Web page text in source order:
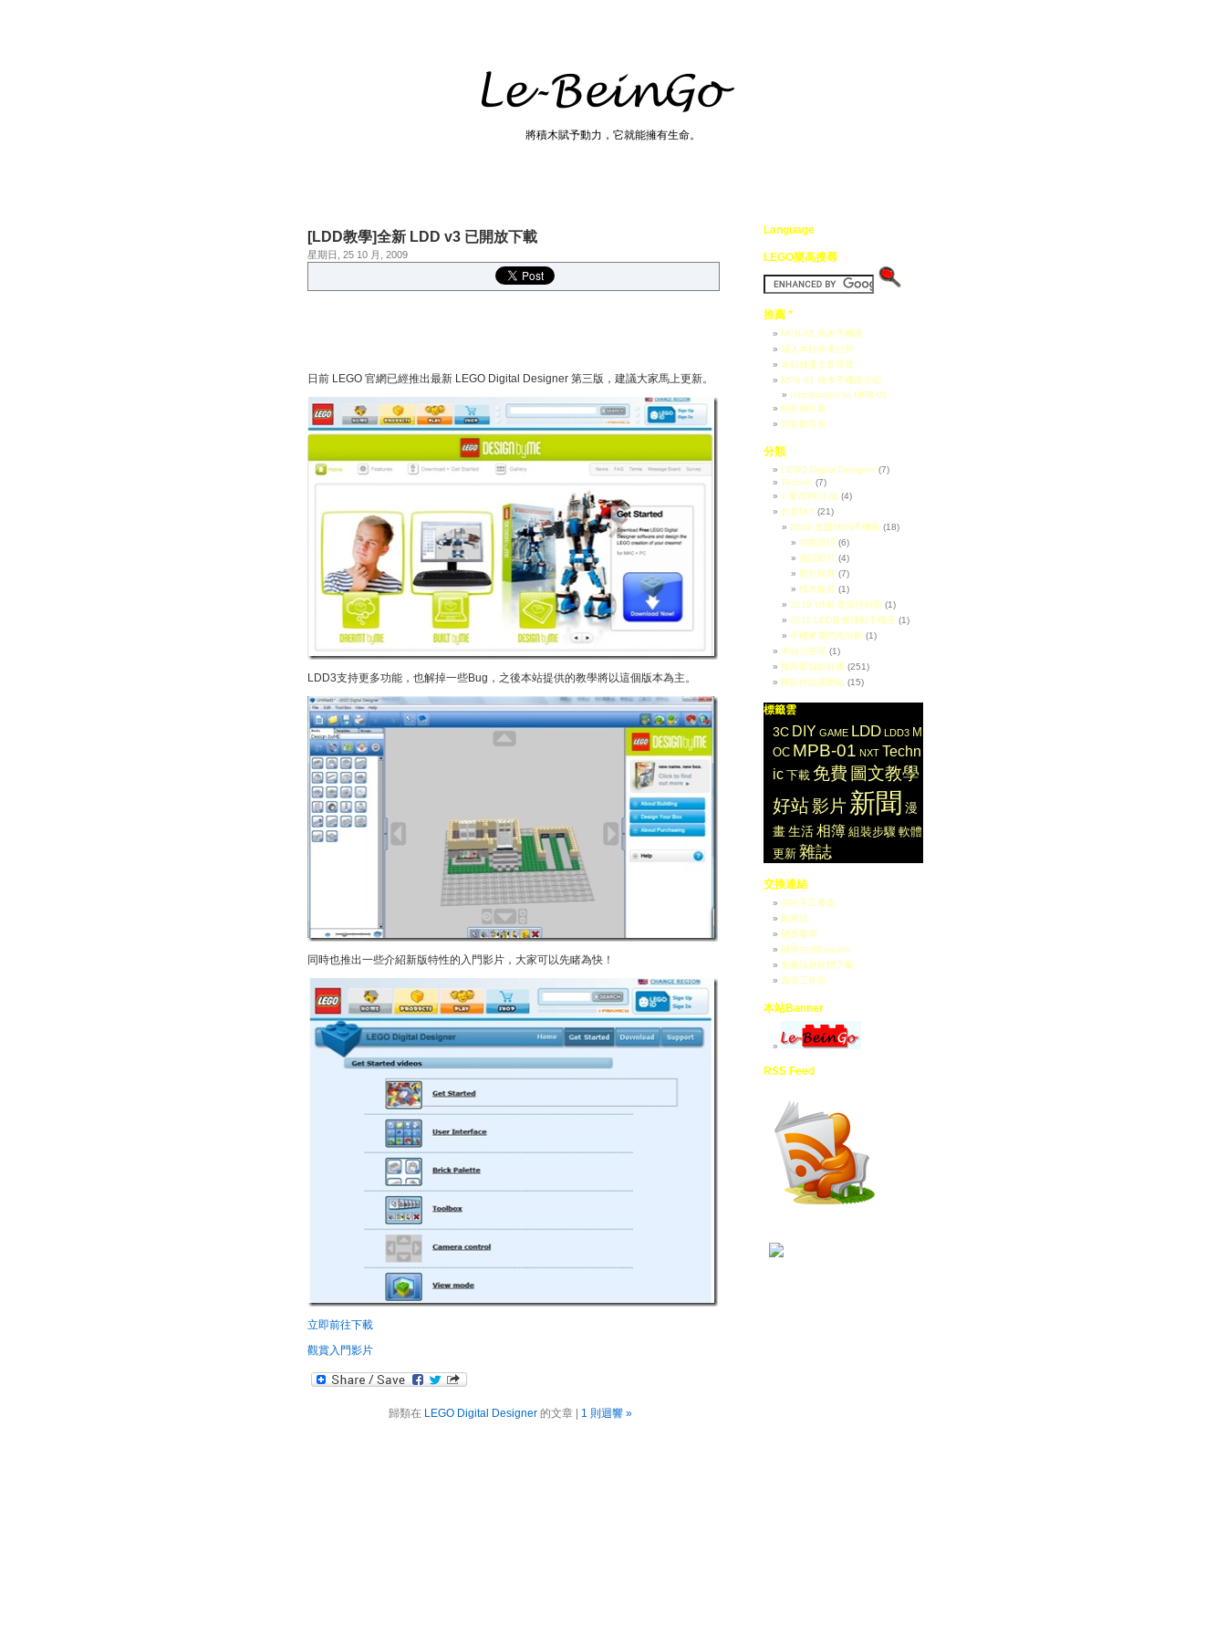
將積木賦予動力，它就能擁有生命。
[LDD教學]全新 LDD v3 已開放下載
星期日, 25 10 月, 2009
日前 LEGO 官網已經推出最新 LEGO Digital Designer 第三版，建議大家馬上更新。
LDD3支持更多功能，也解掉一些Bug，之後本站提供的教學將以這個版本為主。
同時也推出一些介紹新版特性的入門影片，大家可以先睹為快！
立即前往下載
觀賞入門影片
歸類在 LEGO Digital Designer的文章 | 1 則迴響 »
Language
LEGO樂高搜尋
推薦 *
MPB-02 積木手機座
加入本站作者行列
本站精選文章導覽
MPB-01 積木手機座介紹
Introduction to MPB-01
精彩相片集
訪客留言板
分類
LEGO Digital Designer (7)
Technic (7)
» 蒙面RD小品 (4)
創意DIY (21)
2009 支援MSN手機座 (18)
功能說明 (6)
測試影片 (4)
照片欣賞 (7)
積木組裝 (1)
2010 USB 電源控制器 (1)
2011 LED音感律動手機座 (1)
手機來電閃光吊飾 (1)
本站公告區 (1)
樂高新知與好康 (251)
轉貼作品或網站 (15)
標籤雲
3C DIY GAME LDD LDD3 M
OC MPB-01 NXT Techn
ic 下載 免費 圖文教學
好站影片 新聞 漫
畫生活相簿 組裝步驟 軟體
更新 雜誌
交換連結
芬的手工香皂
敗家誌
硬是要學
簡單生活Easylife
免費訊息軟體下載
高登工作室
本站Banner
RSS Feed